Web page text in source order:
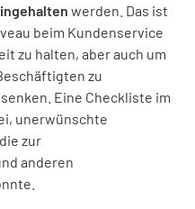
werden. Das ist
beim Kundenservice
zu halten, aber auch um
zu
Eine Checkliste im
unerwünschte
zur
anderen